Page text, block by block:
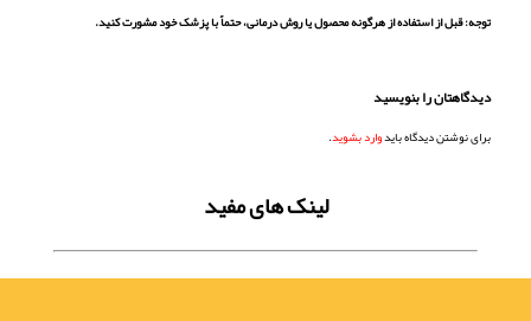
توجه: قبل از استفاده از هرگونه محصول یا روش درمانی، حتماً با پزشک خود مشورت کنید.
دیدگاهتان را بنویسید
برای نوشتن دیدگاه بایدوارد بشوید.
لینک های مفید